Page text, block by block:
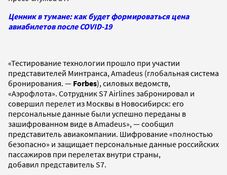
Ценник в тумане: как будет формироваться цена
авиабилетов после COVID-19
«Тестирование технологии прошло при участии
представителей Минтранса, Amadeus (глобальная система
бронирования. — Forbes), силовых ведомств,
«Аэрофлота». Сотрудник S7 Airlines забронировал и
совершил перелет из Москвы в Новосибирск: его
персональные данные были успешно переданы в
зашифрованном виде в Amadeus», — сообщил
представитель авиакомпании. Шифрование «полностью
безопасно» и защищает персональные данные российских
пассажиров при перелетах внутри страны,
добавил представитель S7.